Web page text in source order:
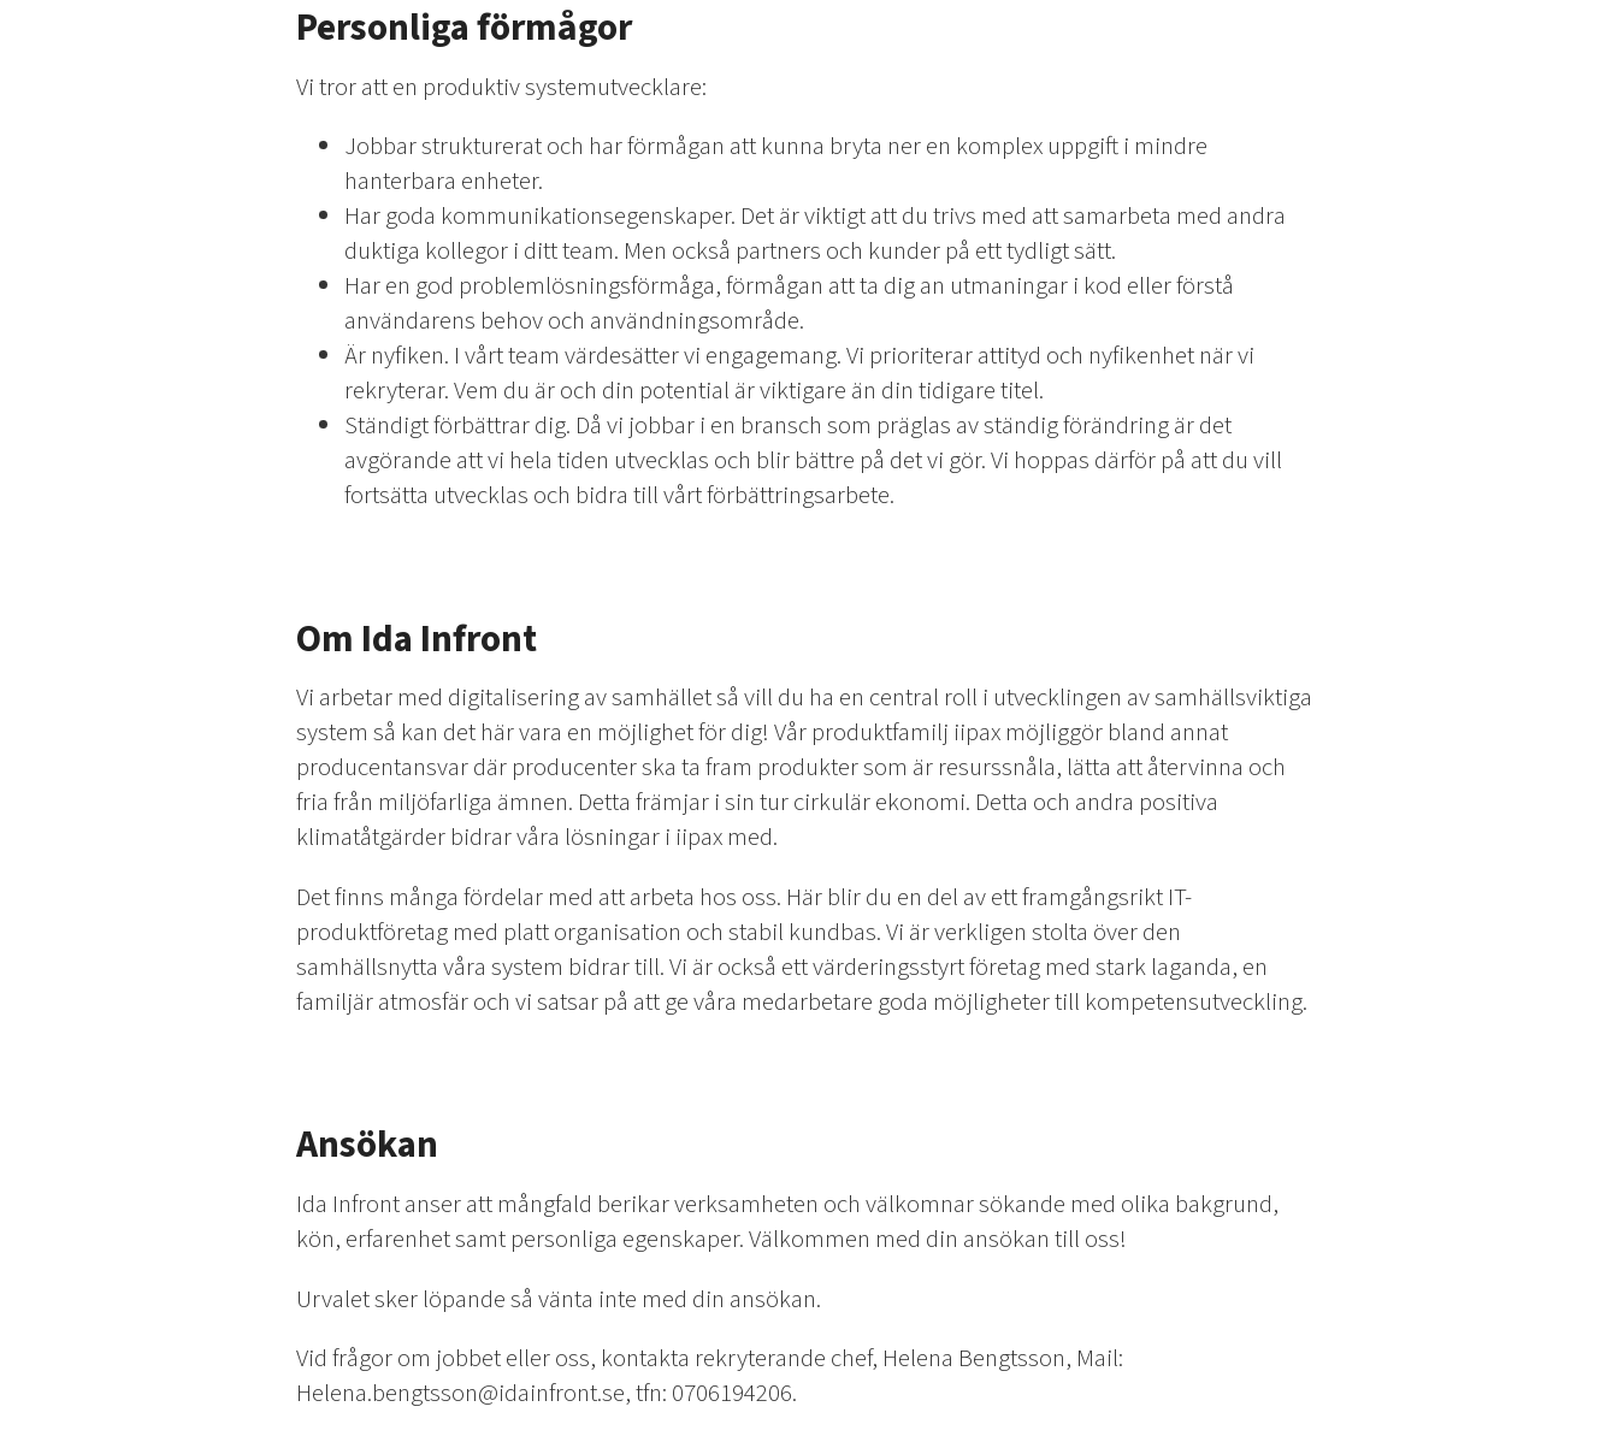
Personliga förmågor
Vi tror att en produktiv systemutvecklare:
Jobbar strukturerat och har förmågan att kunna bryta ner en komplex uppgift i mindre
hanterbara enheter.
Har goda kommunikationsegenskaper. Det är viktigt att du trivs med att samarbeta med andra
duktiga kollegor i ditt team. Men också partners och kunder på ett tydligt sätt.
Har en god problemlösningsförmåga, förmågan att ta dig an utmaningar i kod eller förstå
användarens behov och användningsområde.
Är nyfiken. I vårt team värdesätter vi engagemang. Vi prioriterar attityd och nyfikenhet när vi
rekryterar. Vem du är och din potential är viktigare än din tidigare titel.
Ständigt förbättrar dig. Då vi jobbar i en bransch som präglas av ständig förändring är det
avgörande att vi hela tiden utvecklas och blir bättre på det vi gör. Vi hoppas därför på att du vill
fortsätta utvecklas och bidra till vårt förbättringsarbete.
Om Ida Infront
Vi arbetar med digitalisering av samhället så vill du ha en central roll i utvecklingen av samhällsviktiga
system så kan det här vara en möjlighet för dig! Vår produktfamilj iipax möjliggör bland annat
producentansvar där producenter ska ta fram produkter som är resurssnåla, lätta att återvinna och
fria från miljöfarliga ämnen. Detta främjar i sin tur cirkulär ekonomi. Detta och andra positiva
klimatåtgärder bidrar våra lösningar i iipax med.
Det finns många fördelar med att arbeta hos oss. Här blir du en del av ett framgångsrikt IT-
produktföretag med platt organisation och stabil kundbas. Vi är verkligen stolta över den
samhällsnytta våra system bidrar till. Vi är också ett värderingsstyrt företag med stark laganda, en
familjär atmosfär och vi satsar på att ge våra medarbetare goda möjligheter till kompetensutveckling.
Ansökan
Ida Infront anser att mångfald berikar verksamheten och välkomnar sökande med olika bakgrund,
kön, erfarenhet samt personliga egenskaper. Välkommen med din ansökan till oss!
Urvalet sker löpande så vänta inte med din ansökan.
Vid frågor om jobbet eller oss, kontakta rekryterande chef, Helena Bengtsson, Mail:
Helena.bengtsson@idainfront.se, tfn: 0706194206.